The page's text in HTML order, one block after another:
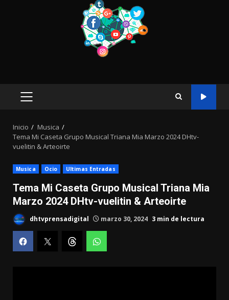
MENÚ
Inicio
Musica
Tema Mi Caseta Grupo Musical Triana Mia Marzo 2024 DHtv-
vuelitin & Arteoirte
Musica Ocio Ultimas Entradas
Tema Mi Caseta Grupo Musical Triana Mia
Marzo 2024 DHtv-vuelitin & Arteoirte
dhtvprensadigital marzo 30, 2024 3 min de lectura